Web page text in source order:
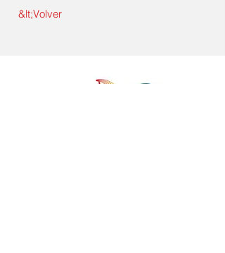
&lt;Volver